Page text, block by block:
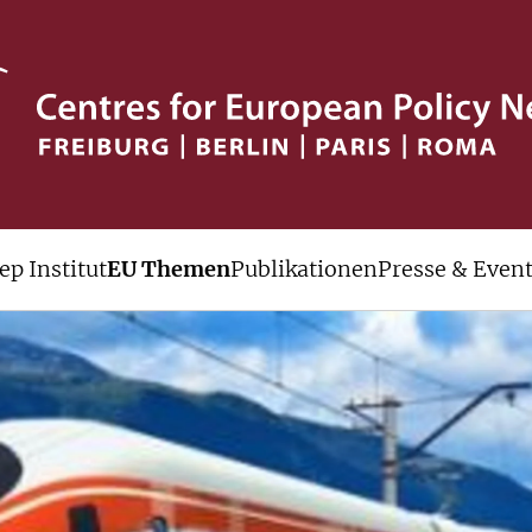
InstitutEU ThemenPublikationenPresse &